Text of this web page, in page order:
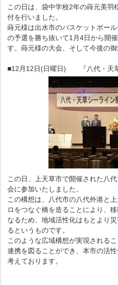
この日は、袋中学校2年の蒔元美羽
付を行いました。
蒔元様は出水市のバスケットボー
の予選を勝ち抜いて1月4日から開
す。蒔元様の大会、そして今後の
■12月12日(日曜日) 『八代・天草
この日、上天草市で開催された八
会に参加いたしました。
この構想は、八代市の八代外港と
ロをつなぐ橋を造ることにより、
なるため、地域活性化はもとより
るというものです。
このような広域構想が実現される
連携を図ることができ、本市の活
考えております。